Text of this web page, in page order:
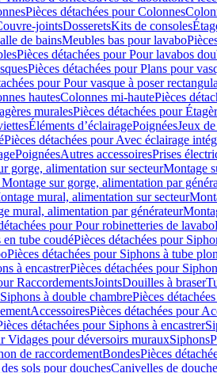
Pièces détachées pour Colonnes
jointsDosseretsKits de consoles
de bainsMeubles bas pour lavabo
Pièces détachées pour Pour lavabos
Pièces détachées pour Plans pour
pour Pour vasque à poser
hautesColonnes mi-hautePièces
muralesPièces détachées pour
Éléments d’éclairagePoignéesJeux
Pièces détachées pour Avec éclairage
PoignéesAutres accessoiresPrises
gorge, alimentation sur secteurMontage
sur gorge, alimentation par
mural, alimentation sur secteur
mural, alimentation par générateur
pour Pour robinetteries de lavabo
en tube coudéPièces détachées pour
Pièces détachées pour Siphons à tube
à encastrerPièces détachées pour
RaccordementsJointsDouilles à braser
Siphons à double chambrePièces
AccessoiresPièces détachées pour
détachées pour Siphons à encastrer
Vidages pour déversoirs murauxSiphons
de raccordementBondesPièces
sols pour douchesCanivelles de douche